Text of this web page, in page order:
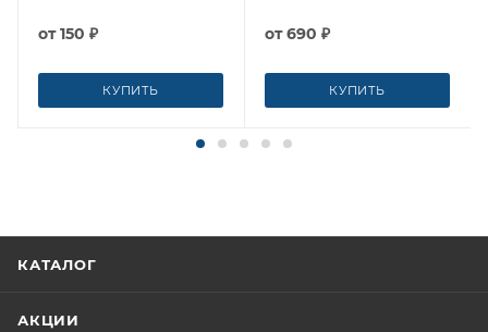
от150 ₽
КУПИТЬ
от690 ₽
КУПИТЬ
КАТАЛОГ
АКЦИИ